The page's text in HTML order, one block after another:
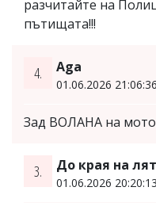
разчитайте на
пътищата!!!
4. Aga
01.06.2026 21:06:36
Зад ВОЛАНА на
3. До края на
01.06.2026 20:20:13